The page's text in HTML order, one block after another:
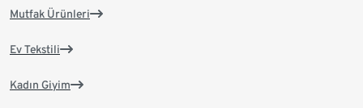
Mutfak Ürünleri
Ev Tekstili
Kadın Giyim